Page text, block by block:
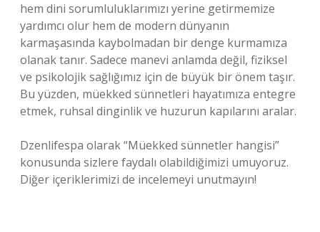
hem dini sorumluluklarımızı yerine getirmemize
yardımcı olur hem de modern dünyanın
karmaşasında kaybolmadan bir denge kurmamıza
olanak tanır. Sadece manevi anlamda değil, fiziksel
ve psikolojik sağlığımız için de büyük bir önem taşır.
Bu yüzden, müekked sünnetleri hayatımıza entegre
etmek, ruhsal dinginlik ve huzurun kapılarını aralar.
Dzenlifespa olarak “Müekked sünnetler hangisi”
konusunda sizlere faydalı olabildiğimizi umuyoruz.
Diğer içeriklerimizi de incelemeyi unutmayın!